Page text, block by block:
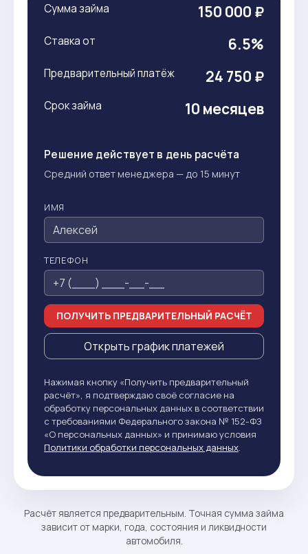
Сумма займа 150 000 ₽
Ставка от 6.5%
Предварительный платёж 24 750 ₽
Срок займа 10 месяцев
Решение действует в день расчёта
Средний ответ менеджера — до 15 минут
ИМЯ
ТЕЛЕФОН
ПОЛУЧИТЬ ПРЕДВАРИТЕЛЬНЫЙ РАСЧЁТ
Открыть график платежей
Нажимая кнопку «Получить предварительный
расчёт», я подтверждаю своё согласие на
обработку персональных данных в соответствии
с требованиями Федерального закона № 152-ФЗ
«О персональных данных» и принимаю условия
Политики обработки персональных данных.
Расчёт является предварительным. Точная сумма займа
зависит от марки, года, состояния и ликвидности
автомобиля.